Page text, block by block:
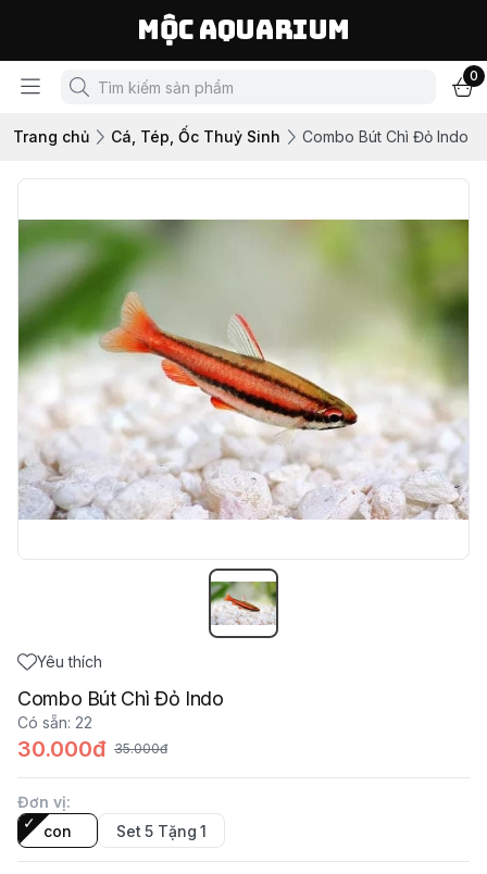
Mộc Aquarium
0
Trang chủ Cá, Tép, Ốc Thuỷ Sinh Combo Bút Chì Đỏ Indo
Yêu thích
Combo Bút Chì Đỏ Indo
Có sẵn: 22
30.000đ 35.000đ
Đơn vị:
con
Set 5 Tặng 1